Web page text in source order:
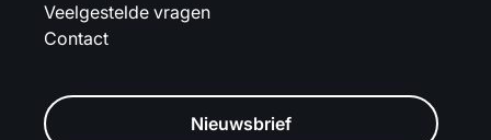
Veelgestelde vragen
Contact
Nieuwsbrief